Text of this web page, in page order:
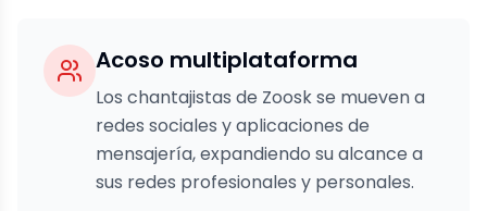
Acoso multiplataforma
Los chantajistas de Zoosk se mueven a
redes sociales y aplicaciones de
mensajería, expandiendo su alcance a
sus redes profesionales y personales.